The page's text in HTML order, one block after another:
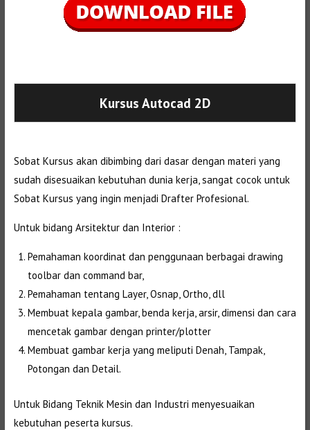
Kursus Autocad 2D
Sobat Kursus akan dibimbing dari dasar dengan materi yang
sudah disesuaikan kebutuhan dunia kerja, sangat cocok untuk
Sobat Kursus yang ingin menjadi Drafter Profesional.
Untuk bidang Arsitektur dan Interior :
Pemahaman koordinat dan penggunaan berbagai drawing
toolbar dan command bar,
Pemahaman tentang Layer, Osnap, Ortho, dll
Membuat kepala gambar, benda kerja, arsir, dimensi dan cara
mencetak gambar dengan printer/plotter
Membuat gambar kerja yang meliputi Denah, Tampak,
Potongan dan Detail.
Untuk Bidang Teknik Mesin dan Industri menyesuaikan
kebutuhan peserta kursus.